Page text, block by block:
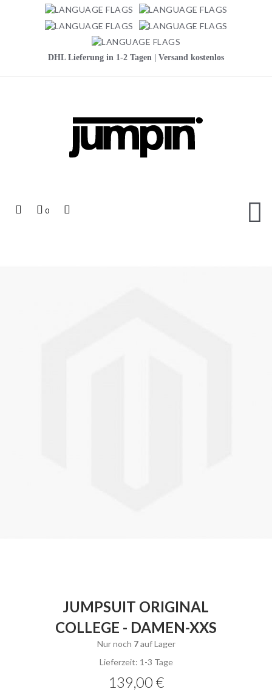
DHL Lieferung in 1-2 Tagen | Versand kostenlos
Mein
0
JUMPSUIT ORIGINAL
COLLEGE - DAMEN-XXS
Nur noch 7auf Lager
Lieferzeit: 1-3 Tage
139,00 €